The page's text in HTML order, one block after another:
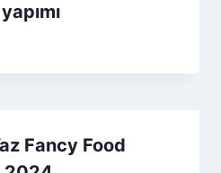
Fancy Food